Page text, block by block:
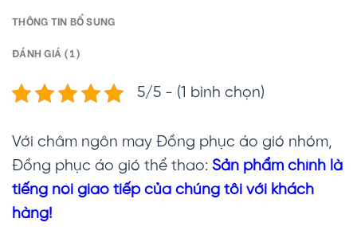
THÔNG TIN BỔ SUNG
ĐÁNH GIÁ (1)
5/5 - (1 bình chọn)
Với châm ngôn may Đồng phục áo gió nhóm,
Đồng phục áo gió thể thao: Sản phẩm chính là
tiếng nói giao tiếp của chúng tôi với khách
hàng!